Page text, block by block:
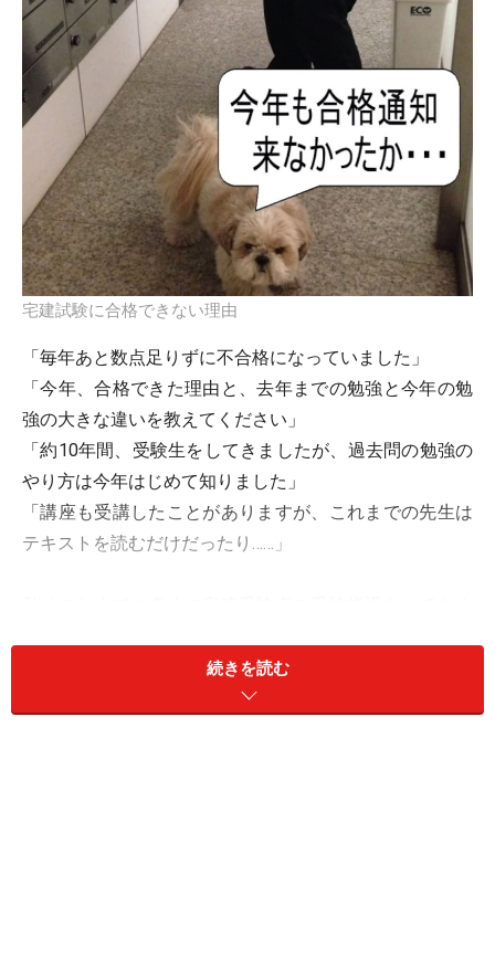
宅建試験に合格できない理由
「毎年あと数点足りずに不合格になっていました」
「今年、合格できた理由と、去年までの勉強と今年の勉
強の大きな違いを教えてください」
「約10年間、受験生をしてきましたが、過去問の勉強の
やり方は今年はじめて知りました」
「講座も受講したことがありますが、これまでの先生は
テキストを読むだけだったり……」
講座として自ら企画しテキストを書いて教えました。そ
の後、大手予備校の講師として多くの宅建業者に出向い
続きを読む